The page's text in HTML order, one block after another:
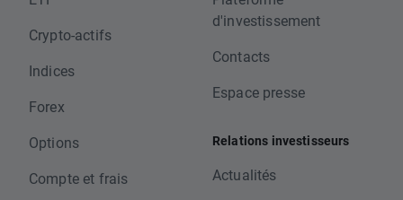
Crypto-actifs
Indices
Forex
Options
Compte et frais
d'investissement
Contacts
Espace presse
Relations investisseurs
Actualités